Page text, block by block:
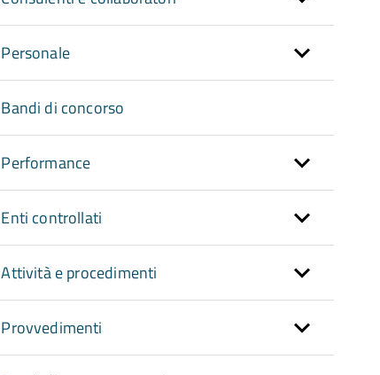
Personale
Bandi di concorso
Performance
Enti controllati
Attività e procedimenti
Provvedimenti